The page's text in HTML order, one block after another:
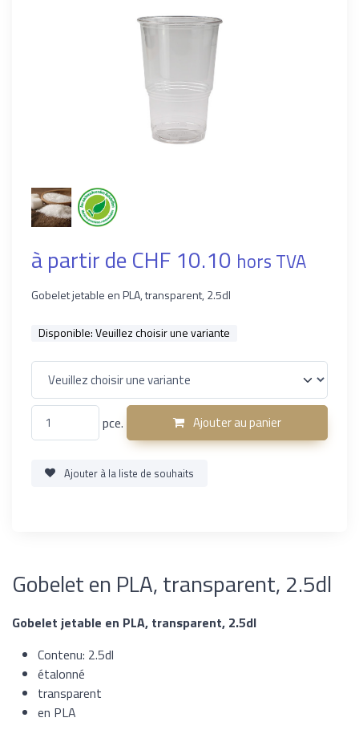
à partir de CHF 10.10 hors TVA
Gobelet jetable en PLA, transparent, 2.5dl
Disponible:Veuillez choisir une variante
pce. Ajouter au panier
Ajouter à la liste de souhaits
Gobelet en PLA, transparent, 2.5dl
Gobelet jetable en PLA, transparent, 2.5dl
Contenu: 2.5dl
étalonné
transparent
en PLA